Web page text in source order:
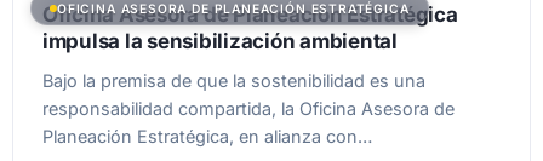
OFICINA ASESORA DE PLANEACIÓN ESTRATÉGICA
Oficina Asesora de Planeación Estratégica
impulsa la sensibilización ambiental
Bajo la premisa de que la sostenibilidad es una
responsabilidad compartida, la Oficina Asesora de
Planeación Estratégica, en alianza con…